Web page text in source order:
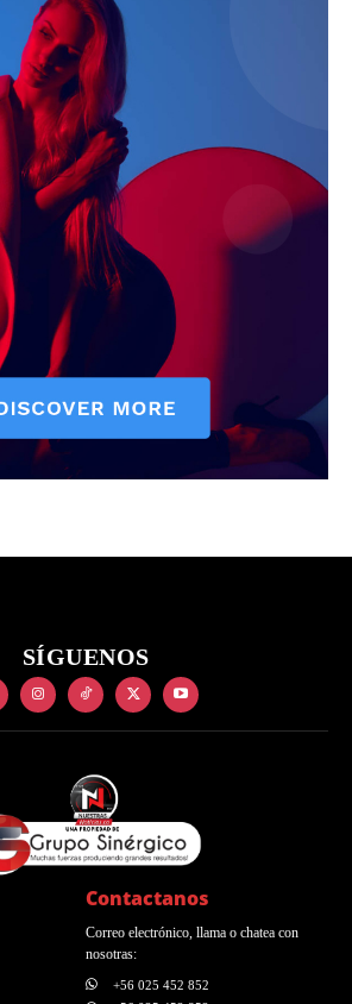
SÍGUENOS
Contactanos
Correo electrónico, llama o chatea con
nosotras:
+56 025 452 852